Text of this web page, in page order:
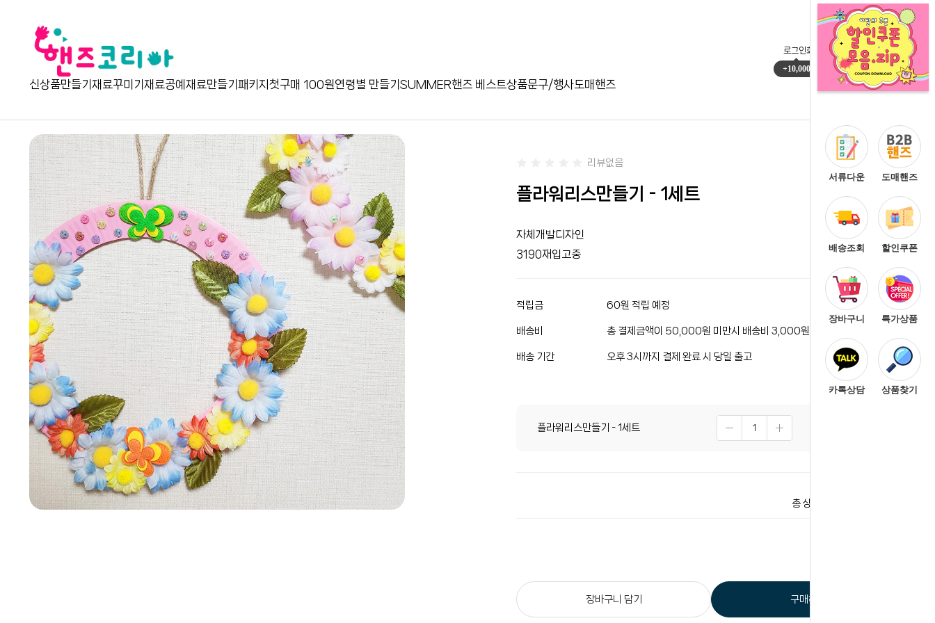
로그인회원가입
+10,000
마이페이지 주문배송
신상품만들기재료꾸미기재료공예재료만들기패키지 첫구매 100원연령별 만들기 SUMMER핸즈 베스트상품문구/행사도매핸즈 0
서류다운 도매핸즈
배송조회 할인쿠폰
장바구니 특가상품
카톡상담 상품찾기
리뷰없음
플라워리스만들기 - 1세트
자체개발디자인
3190재입고중
적립금 60원 적립 예정
배송비 총 결제금액이 50,000원 미만시 배송비 3,000원이 청구됩니다.
배송 기간 오후 3시까지 결제 완료 시 당일 출고
플라워리스만들기 - 1세트
총 상품 금액
장바구니 담기 구매하기